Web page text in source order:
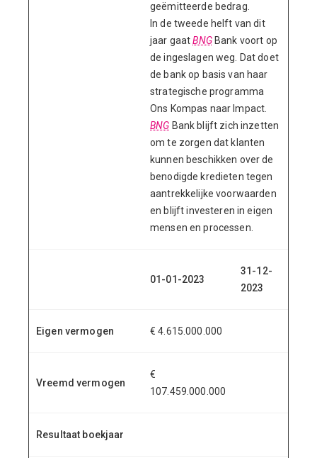
geëmitteerde bedrag.
In de tweede helft van dit
jaar gaatBNGBank voort op
de ingeslagen weg. Dat doet
de bank op basis van haar
strategische programma
Ons Kompas naar Impact.
BNG Bank blijft zich inzetten
om te zorgen dat klanten
kunnen beschikken over de
benodigde kredieten tegen
aantrekkelijke voorwaarden
en blijft investeren in eigen
mensen en processen.
01-01-2023
31-12-
2023
Eigen vermogen € 4.615.000.000
Vreemd vermogen
€
107.459.000.000
Resultaat boekjaar